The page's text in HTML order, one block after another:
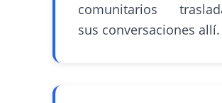
comunitarios
sus conversaciones allí.